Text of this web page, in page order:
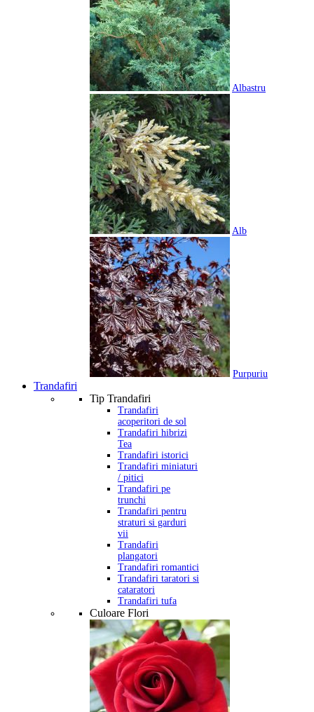
Albastru
Alb
Purpuriu
Trandafiri
Tip Trandafiri
Trandafiri
acoperitori de sol
Trandafiri hibrizi
Tea
Trandafiri istorici
Trandafiri miniaturi
/ pitici
Trandafiri pe
trunchi
Trandafiri pentru
straturi si garduri
vii
Trandafiri
plangatori
Trandafiri romantici
Trandafiri taratori si
cataratori
Trandafiri tufa
Culoare Flori